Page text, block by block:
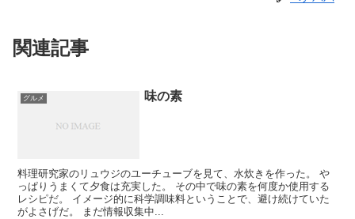
関連記事
グルメ 味の素
料理研究家のリュウジのユーチューブを見て、水炊きを作った。 や
っぱりうまくて夕食は充実した。 その中で味の素を何度か使用する
レシピだ。 イメージ的に科学調味料ということで、避け続けていた
がよさげだ。 まだ情報収集中...